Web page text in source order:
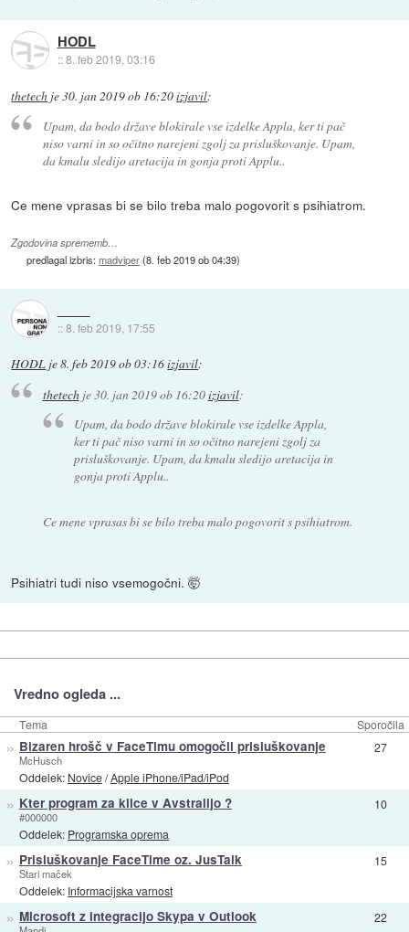
HODL
::8. feb 2019, 03:16
thetech je30. jan 2019 ob 16:20izjavil:
Upam, da bodo države blokirale vse izdelke Appla, ker ti pač
niso varni in so očitno narejeni zgolj za prisluškovanje. Upam,
da kmalu sledijo aretacija in gonja proti Applu..
Ce mene vprasas bi se bilo treba malo pogovorit s psihiatrom.
Zgodovina sprememb…
predlagal izbris:madviper(8. feb 2019 ob 04:39)
::8. feb 2019, 17:55
HODL je8. feb 2019 ob 03:16izjavil:
thetechje30. jan 2019 ob 16:20izjavil:
Upam, da bodo države blokirale vse izdelke Appla,
ker ti pač niso varni in so očitno narejeni zgolj za
prisluškovanje. Upam, da kmalu sledijo aretacija in
gonja proti Applu..
Ce mene vprasas bi se bilo treba malo pogovorit s psihiatrom.
Psihiatri tudi niso vsemogočni. 🤯
Vredno ogleda ...
Tema Sporočila
» Bizaren hrošč v FaceTimu omogočil prisluškovanje
McHusch
Oddelek: Novice/Apple iPhone/iPad/iPod
27
» Kter program za klice v Avstralijo ?
#000000
Oddelek: Programska oprema
10
» Prisluškovanje FaceTime oz. JusTalk
Stari maček
Oddelek: Informacijska varnost
15
» Microsoft z integracijo Skypa v Outlook 22